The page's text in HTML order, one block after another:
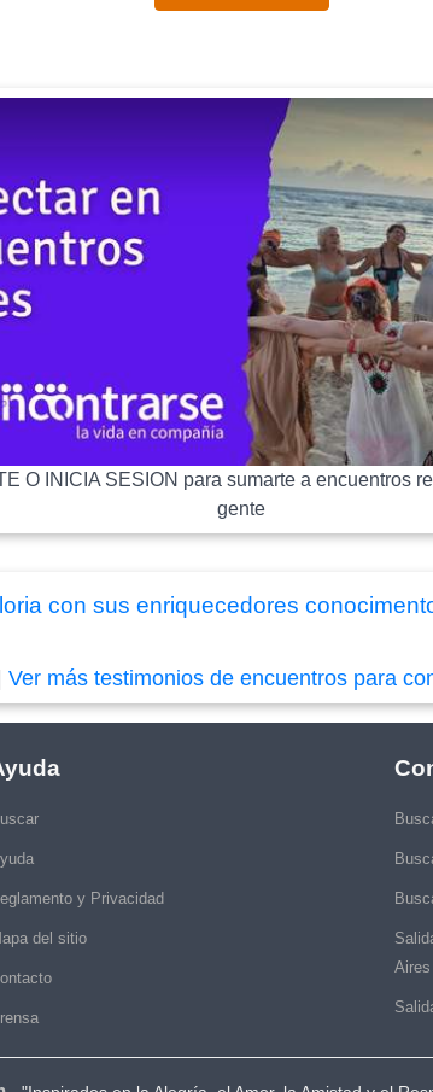
O INICIA SESION para sumarte a encuentros
gente
con sus enriquecedores
Ver más testimonios de encuentros para
y Privacidad
del sitio
Aires